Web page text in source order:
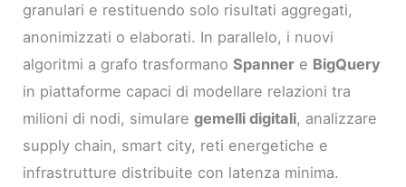
granulari e restituendo solo risultati aggregati,
anonimizzati o elaborati. In parallelo, i nuovi
algoritmi a grafo trasformanoSpanner e BigQuery
in piattaforme capaci di modellare relazioni tra
milioni di nodi, simularegemelli digitali, analizzare
supply chain, smart city, reti energetiche e
infrastrutture distribuite con latenza minima.